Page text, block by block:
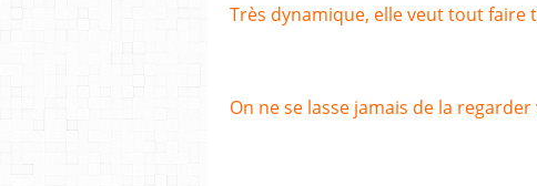
Très dynamique, elle veut tout faire
On ne se lasse jamais de la